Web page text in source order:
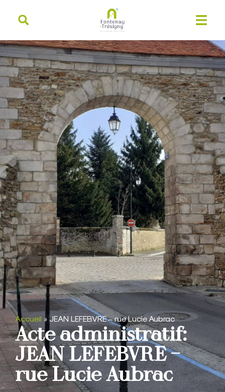
principal
Accueil »JEAN LEFEBVRE – rue Lucie Aubrac
Acte administratif:
JEAN LEFEBVRE –
rue Lucie Aubrac